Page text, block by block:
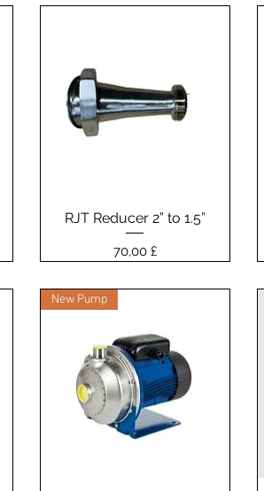
Vista rapida
RJT Reducer 2” to 1.5”
Prezzo
70,00 £
New Pump